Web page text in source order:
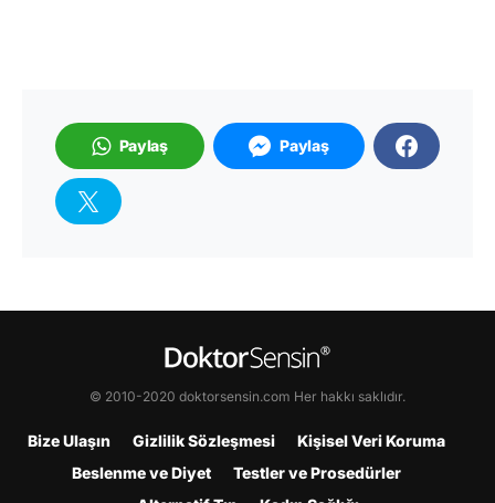
Paylaş Paylaş
© 2010-2020 doktorsensin.com Her hakkı saklıdır.
Bize Ulaşın Gizlilik Sözleşmesi
Kişisel Veri Koruma
Beslenme ve Diyet
Testler ve Prosedürler